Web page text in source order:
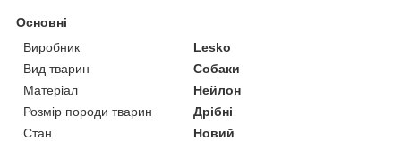
Основні
Виробник
Lesko
Вид тварин
Собаки
Матеріал
Нейлон
Розмір породи тварин
Дрібні
Стан
Новий